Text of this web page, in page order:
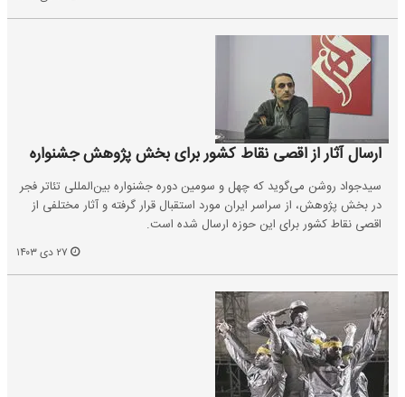
ارسال آثار از اقصی نقاط کشور برای بخش پژوهش جشنواره
سیدجواد روشن می‌گوید که چهل و سومین دوره جشنواره بین‌المللی تئاتر فجر
در بخش پژوهش، از سراسر ایران مورد استقبال قرار گرفته و آثار مختلفی از
اقصی نقاط کشور برای این حوزه ارسال شده است.